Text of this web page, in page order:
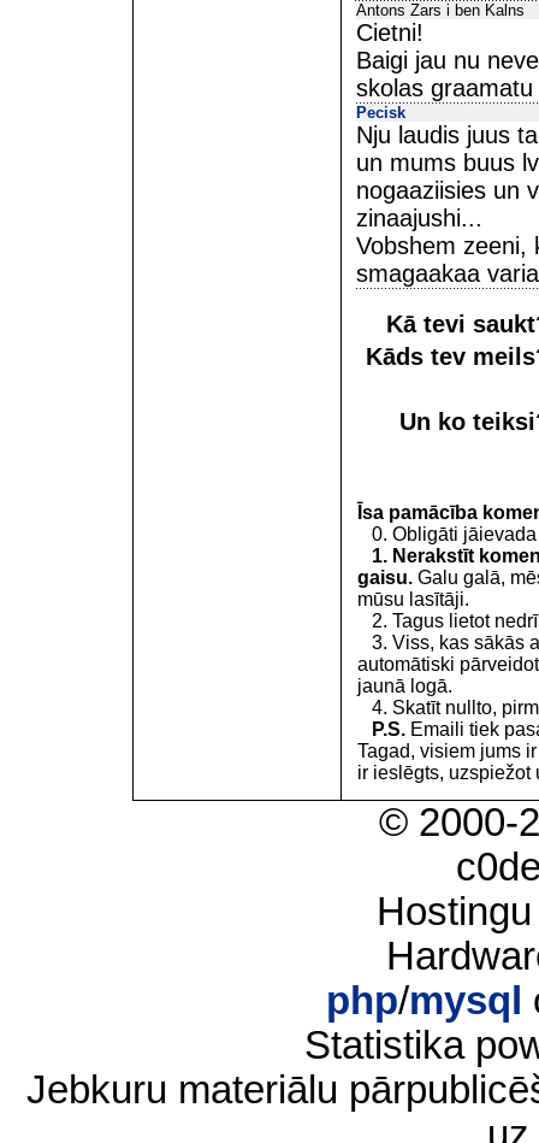
Antons Zars i ben Kalns
Cietni!
Baigi jau nu
skolas
Pecisk
Nju laudis juus
un mums buus
nogaaziisies un
zinaajushi...
Vobshem zeeni,
smagaakaa
Kā tevi
Kāds tev
Un ko
Īsa pamācība
0. Obligāti jāievada
1. Nerakstīt
gaisu. Galu galā,
mūsu lasītāji.
2. Tagus lietot
3. Viss, kas sākās
automātiski
jaunā logā.
4. Skatīt nullto,
P.S. Emaili tiek
Tagad, visiem jums
ir ieslēgts, uzspiežot
© 2000-
php/mysql
Statistika
Jebkuru materiālu